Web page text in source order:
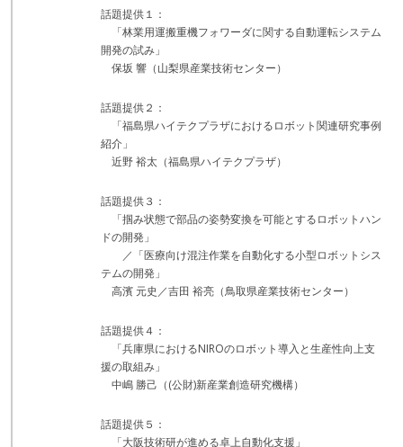
話題提供１：
「林業用運搬重機フォワーダに関する自動運転システム
開発の試み」
保坂 響（山梨県産業技術センター）
話題提供２：
「福島県ハイテクプラザにおけるロボット関連研究事例
紹介」
近野 裕太（福島県ハイテクプラザ）
話題提供３：
「掴み状態で部品の姿勢変換を可能とするロボットハン
ドの開発」
／「医療向け混注作業を自動化する小型ロボットシス
テムの開発」
高濱 元史／吉田 裕亮（鳥取県産業技術センター）
話題提供４：
「兵庫県におけるNIROのロボット導入と生産性向上支
援の取組み」
中嶋 勝己（(公財)新産業創造研究機構）
話題提供５：
「大阪技術研が進める卓上自動化支援」